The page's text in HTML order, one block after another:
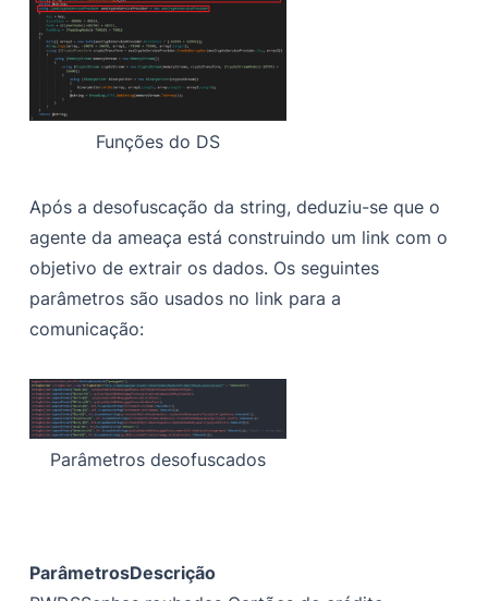
Funções do DS
Após a desofuscação da string, deduziu-se que o
agente da ameaça está construindo um link com o
objetivo de extrair os dados. Os seguintes
parâmetros são usados no link para a
comunicação:
Parâmetros desofuscados
ParâmetrosDescrição